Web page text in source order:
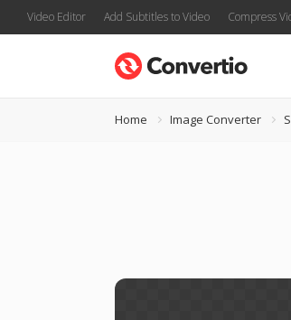
Video Editor Add Subtitles to Video Compress
Home Image Converter